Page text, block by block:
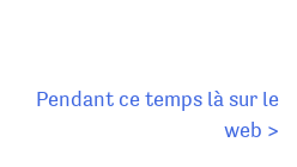
Pendant ce temps là sur le
web >